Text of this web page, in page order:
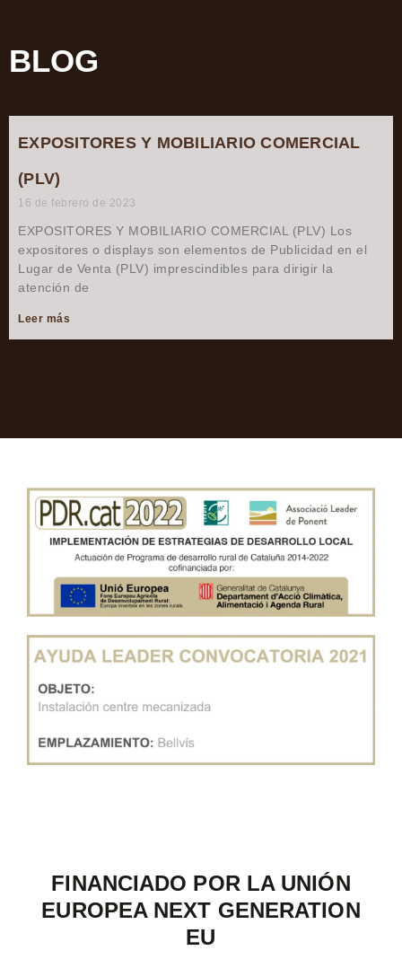
BLOG
EXPOSITORES Y MOBILIARIO COMERCIAL
(PLV)
16 de febrero de 2023
EXPOSITORES Y MOBILIARIO COMERCIAL (PLV) Los
expositores o displays son elementos de Publicidad en el
Lugar de Venta (PLV) imprescindibles para dirigir la
atención de
Leer más
FINANCIADO POR LA UNIÓN
EUROPEA NEXT GENERATION
EU